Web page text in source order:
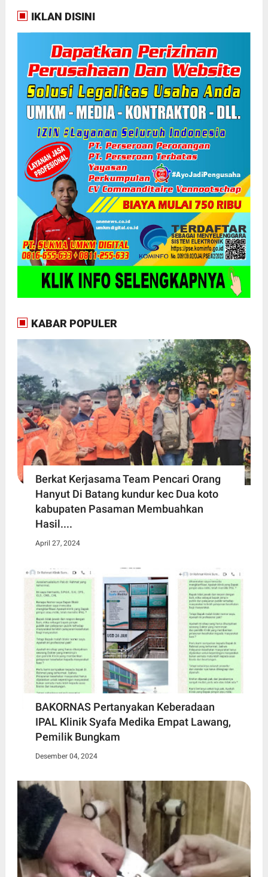
IKLAN DISINI
KABAR POPULER
Berkat Kerjasama Team Pencari Orang
Hanyut Di Batang kundur kec Dua koto
kabupaten Pasaman Membuahkan
Hasil....
April 27, 2024
BAKORNAS Pertanyakan Keberadaan
IPAL Klinik Syafa Medika Empat Lawang,
Pemilik Bungkam
Desember 04, 2024